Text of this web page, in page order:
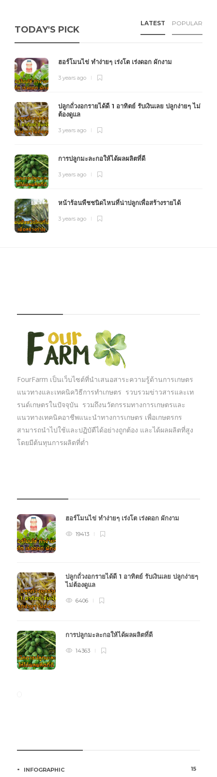
TODAY'S PICK
LATEST POPULAR
ฮอร์โมนไข่ ทำง่ายๆ เร่งโต เร่งดอก ผักงาม
3 years ago
ปลูกถั่วงอกรายได้ดี 1 อาทิตย์ รับเงินเลย ปลูกง่ายๆ ไม่
ต้องดูแล
3 years ago
การปลูกมะละกอให้ได้ผลผลิตที่ดี
3 years ago
หน้าร้อนพืชชนิดไหนที่น่าปลูกเพื่อสร้างรายได้
3 years ago
FourFarm เป็นเว็บไซต์ที่นำเสนอสาระความรู้ด้านการเกษตร
แนวทางและเทคนิควิธีการทำเกษตร รวบรวมข่าวสารและเท
รนด์เกษตรในปัจจุบัน รวมถึงนวัตกรรมทางการเกษตรและ
แนวทางเทคนิคอาชีพแนะนำทางการเกษตร เพื่อเกษตรกร
สามารถนำไปใช้และปฏิบัตืได้อย่างถูกต้อง และได้ผลผลิตที่สูง
โดยมีต้นทุนการผลิตที่ต่ำ
ฮอร์โมนไข่ ทำง่ายๆ เร่งโต เร่งดอก ผักงาม
19413
ปลูกถั่วงอกรายได้ดี 1 อาทิตย์ รับเงินเลย ปลูกง่ายๆ
ไม่ต้องดูแล
6406
การปลูกมะละกอให้ได้ผลผลิตที่ดี
14363
INFOGRAPHIC 15